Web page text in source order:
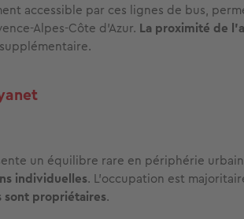
accessible par ces lignes de bus,
Alpes-Côte d’Azur. La proximité de
un équilibre rare en périphérie
individuelles. L’occupation est
sont propriétaires.